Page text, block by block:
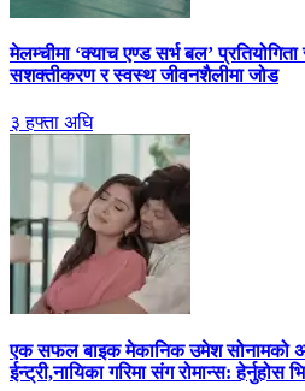
मेलम्चीमा ‘क्याच एण्ड सर्भ बल’
सशक्तीकरण र स्वस्थ जीवनशैलीमा जोड
३ हफ्ता अघि
एक सफल बाइक मेकानिक उमेश सोनामको
ईन्ट्री,नायिका गरिमा संग रोमान्स: हेर्नुहोस